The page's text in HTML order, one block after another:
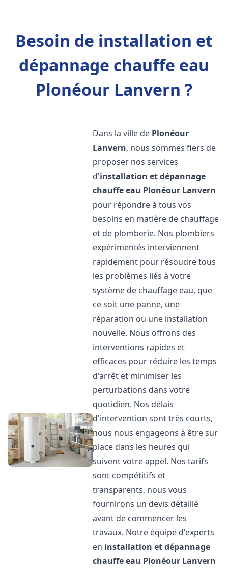
Besoin de installation et
dépannage chauffe eau
Plonéour Lanvern ?
Dans la ville de Plonéour
Lanvern, nous sommes fiers de
proposer nos services
d'installation et dépannage
chauffe eau Plonéour Lanvern
pour répondre à tous vos
besoins en matière de chauffage
et de plomberie. Nos plombiers
expérimentés interviennent
rapidement pour résoudre tous
les problèmes liés à votre
système de chauffage eau, que
ce soit une panne, une
réparation ou une installation
nouvelle. Nous offrons des
interventions rapides et
efficaces pour réduire les temps
d'arrêt et minimiser les
perturbations dans votre
quotidien. Nos délais
d'intervention sont très courts,
nous nous engageons à être sur
place dans les heures qui
suivent votre appel. Nos tarifs
sont compétitifs et
transparents, nous vous
fournirons un devis détaillé
avant de commencer les
travaux. Notre équipe d'experts
en installation et dépannage
chauffe eau Plonéour Lanvern